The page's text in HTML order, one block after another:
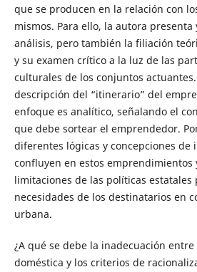
que se producen en la relación con
mismos. Para ello, la autora
análisis, pero también la filiación
y su examen crítico a la luz de las
culturales de los conjuntos
descripción del “itinerario” del
enfoque es analítico, señalando el
que debe sortear el emprendedor.
diferentes lógicas y concepciones de
confluyen en estos emprendimientos
limitaciones de las políticas estatales
necesidades de los destinatarios en
urbana.
¿A qué se debe la inadecuación
doméstica y los criterios de